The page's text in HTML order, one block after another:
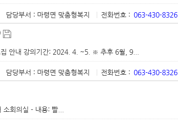
담당부서 : 마령면 맞춤형복지 전화번호 : 063-430-8326
안내 강의기간: 2024. 4. ~5. ※ 추후 6월, 9...
담당부서 : 마령면 맞춤형복지 전화번호 : 063-430-8326
회의실 - 내용: 빨...